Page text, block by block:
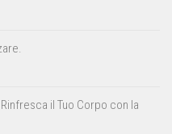
il Tuo Corpo con la